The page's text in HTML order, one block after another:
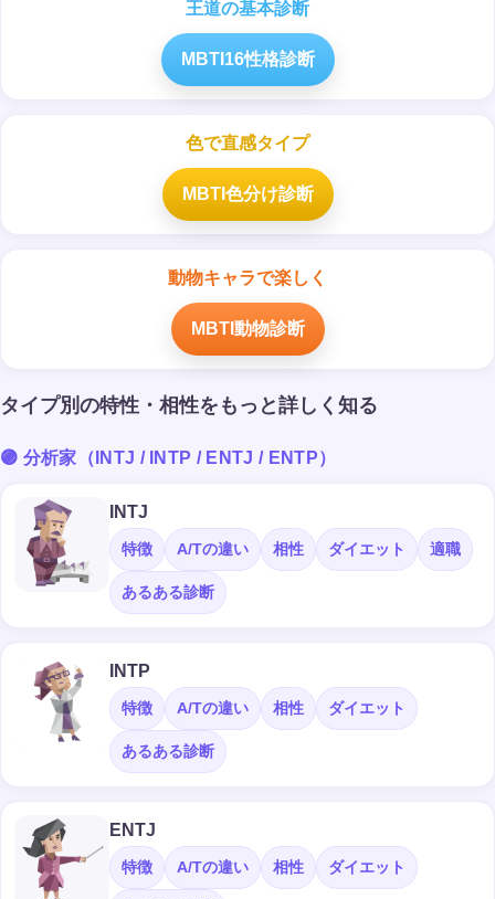
王道の基本診断
MBTI16性格診断
色で直感タイプ
MBTI色分け診断
動物キャラで楽しく
MBTI動物診断
タイプ別の特性・相性をもっと詳しく知る
🟣 分析家（INTJ / INTP / ENTJ / ENTP）
INTJ
特徴 A/Tの違い 相性 ダイエット 適職
あるある診断
INTP
特徴 A/Tの違い 相性 ダイエット
あるある診断
ENTJ
特徴 A/Tの違い 相性 ダイエット